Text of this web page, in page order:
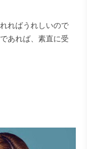
ればうれしいので
あれば、素直に受